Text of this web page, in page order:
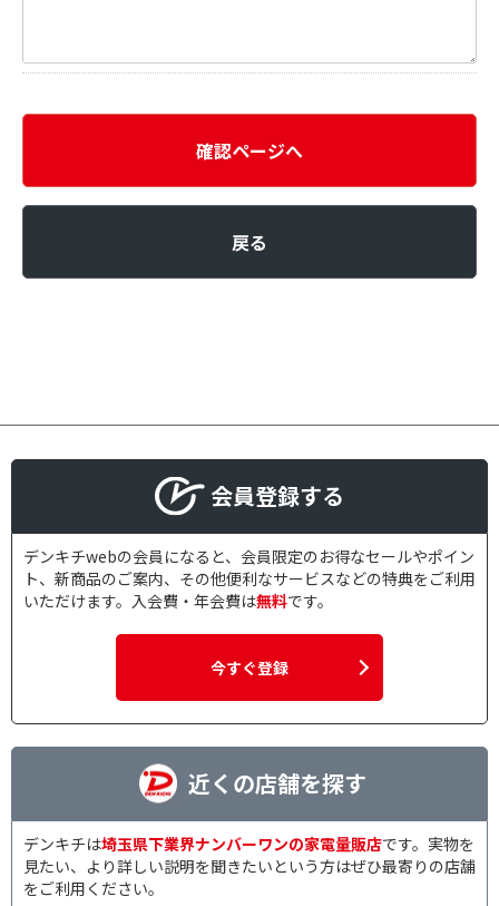
確認ページへ
戻る
会員登録する
デンキチwebの会員になると、会員限定のお得なセールやポイン
ト、新商品のご案内、その他便利なサービスなどの特典をご利用
いただけます。入会費・年会費は無料です。
今すぐ登録
近くの店舗を探す
デンキチは埼玉県下業界ナンバーワンの家電量販店です。実物を
見たい、より詳しい説明を聞きたいという方はぜひ最寄りの店舗
をご利用ください。